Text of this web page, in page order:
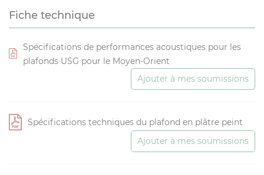
Fiche technique
Spécifications de performances acoustiques pour les
plafonds USG pour le Moyen-Orient
Ajouter à mes soumissions
Spécifications techniques du plafond en plâtre peint
Ajouter à mes soumissions